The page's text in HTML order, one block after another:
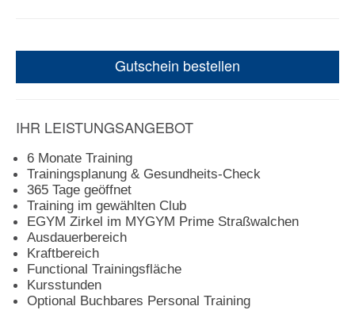
Gutschein bestellen
IHR LEISTUNGSANGEBOT
6 Monate Training
Trainingsplanung & Gesundheits-Check
365 Tage geöffnet
Training im gewählten Club
EGYM Zirkel im MYGYM Prime Straßwalchen
Ausdauerbereich
Kraftbereich
Functional Trainingsfläche
Kursstunden
Optional Buchbares Personal Training